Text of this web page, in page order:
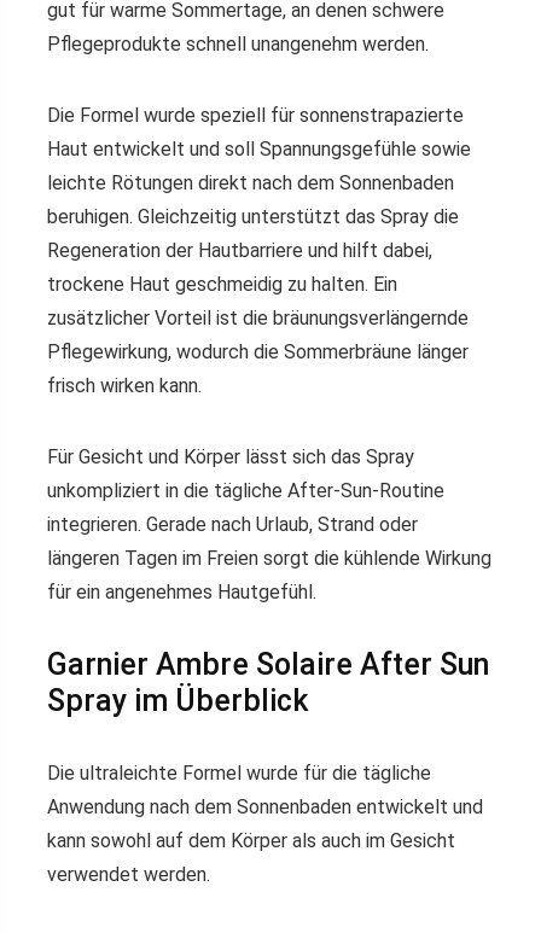
gut für warme Sommertage, an denen schwere
Pflegeprodukte schnell unangenehm werden.
Die Formel wurde speziell für sonnenstrapazierte
Haut entwickelt und soll Spannungsgefühle sowie
leichte Rötungen direkt nach dem Sonnenbaden
beruhigen. Gleichzeitig unterstützt das Spray die
Regeneration der Hautbarriere und hilft dabei,
trockene Haut geschmeidig zu halten. Ein
zusätzlicher Vorteil ist die bräunungsverlängernde
Pflegewirkung, wodurch die Sommerbräune länger
frisch wirken kann.
Für Gesicht und Körper lässt sich das Spray
unkompliziert in die tägliche After-Sun-Routine
integrieren. Gerade nach Urlaub, Strand oder
längeren Tagen im Freien sorgt die kühlende Wirkung
für ein angenehmes Hautgefühl.
Garnier Ambre Solaire After Sun
Spray im Überblick
Die ultraleichte Formel wurde für die tägliche
Anwendung nach dem Sonnenbaden entwickelt und
kann sowohl auf dem Körper als auch im Gesicht
verwendet werden.